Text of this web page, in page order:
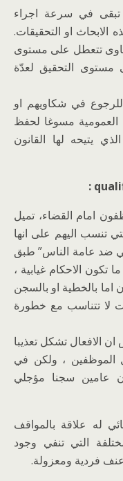
في سرعة اجراء
الابحاث او التحقيقات.
تتعطل على مستوى
مستوى التحقيق لعدّة
في شكاويهم او
العمومية مسوغا لحفظ
يتيحه لها القانون
امام القضاء، تميل
تنسب اليهم على انها
عامة الناس” طبق
ما تكون الاحكام غيابية ،
اما بالخطية او بالسجن
لا تتناسب مع خطورة
ان الافعال تشكل تعذيبا
الموظفين ، ولكن في
عامين سجنا مؤجلي
له علاقة بالمواقف
التي تنفي وجود
فردية ومعزولة.